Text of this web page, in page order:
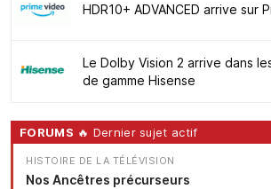
HDR10+ ADVANCED arrive sur
Le Dolby Vision 2 arrive dans
de gamme Hisense
FORUMS 🔥 Dernier sujet actif
HISTOIRE DE LA TÉLÉVISION
Nos Ancêtres précurseurs